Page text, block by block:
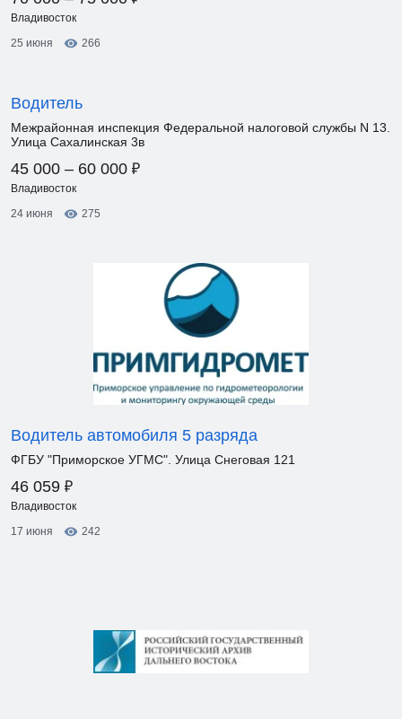
Владивосток
25 июня
266
Водитель
Межрайонная инспекция Федеральной налоговой службы N 13.
Улица Сахалинская 3в
45 000 – 60 000 ₽
Владивосток
24 июня
275
Водитель автомобиля 5 разряда
ФГБУ "Приморское УГМС". Улица Снеговая 121
46 059 ₽
Владивосток
17 июня
242